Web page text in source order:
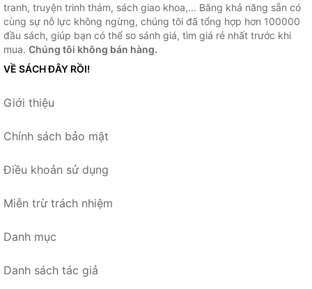
tranh, truyện trinh thám, sách giao khoa,... Bằng khả năng sẵn có
cùng sự nỗ lực không ngừng, chúng tôi đã tổng hợp hơn 100000
đầu sách, giúp bạn có thể so sánh giá, tìm giá rẻ nhất trước khi
mua. Chúng tôi không bán hàng.
VỀ SÁCH ĐÂY RỒI!
Giới thiệu
Chính sách bảo mật
Điều khoản sử dụng
Miễn trừ trách nhiệm
Danh mục
Danh sách tác giả